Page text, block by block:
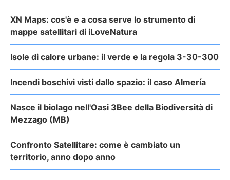
XN Maps: cos'è e a cosa serve lo strumento di
mappe satellitari di iLoveNatura
Isole di calore urbane: il verde e la regola 3-30-300
Incendi boschivi visti dallo spazio: il caso Almería
Nasce il biolago nell'Oasi 3Bee della Biodiversità di
Mezzago (MB)
Confronto Satellitare: come è cambiato un
territorio, anno dopo anno